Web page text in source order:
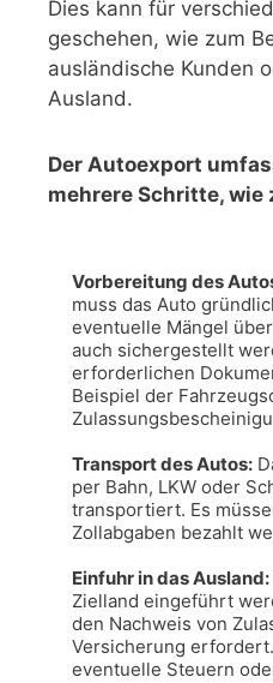
Dies kann für
geschehen, wie zum
ausländische Kunden
Ausland.
Der Autoexport
mehrere Schritte, wie
Vorbereitung des
muss das Auto
eventuelle Mängel
auch sichergestellt
erforderlichen
Beispiel der
Transport des Autos:
per Bahn, LKW oder
transportiert. Es
Zollabgaben bezahlt
Einfuhr in das Ausland:
Zielland eingeführt
den Nachweis von
Versicherung
eventuelle Steuern